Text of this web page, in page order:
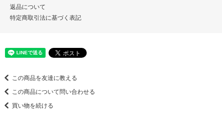
返品について
特定商取引法に基づく表記
この商品を友達に教える
この商品について問い合わせる
買い物を続ける